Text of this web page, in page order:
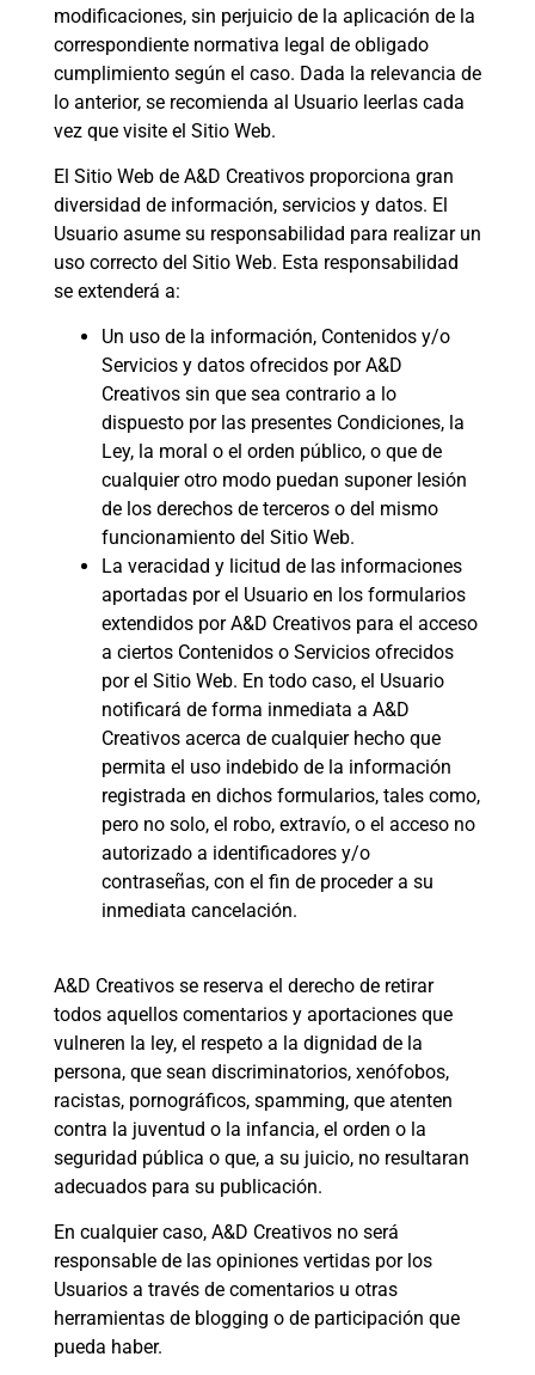
modificaciones, sin perjuicio de la aplicación de la
correspondiente normativa legal de obligado
cumplimiento según el caso. Dada la relevancia de
lo anterior, se recomienda al Usuario leerlas cada
vez que visite el Sitio Web.
El Sitio Web de A&D Creativos proporciona gran
diversidad de información, servicios y datos. El
Usuario asume su responsabilidad para realizar un
uso correcto del Sitio Web. Esta responsabilidad
se extenderá a:
Un uso de la información, Contenidos y/o
Servicios y datos ofrecidos por A&D
Creativos sin que sea contrario a lo
dispuesto por las presentes Condiciones, la
Ley, la moral o el orden público, o que de
cualquier otro modo puedan suponer lesión
de los derechos de terceros o del mismo
funcionamiento del Sitio Web.
La veracidad y licitud de las informaciones
aportadas por el Usuario en los formularios
extendidos por A&D Creativos para el acceso
a ciertos Contenidos o Servicios ofrecidos
por el Sitio Web. En todo caso, el Usuario
notificará de forma inmediata a A&D
Creativos acerca de cualquier hecho que
permita el uso indebido de la información
registrada en dichos formularios, tales como,
pero no solo, el robo, extravío, o el acceso no
autorizado a identificadores y/o
contraseñas, con el fin de proceder a su
inmediata cancelación.
A&D Creativos se reserva el derecho de retirar
todos aquellos comentarios y aportaciones que
vulneren la ley, el respeto a la dignidad de la
persona, que sean discriminatorios, xenófobos,
racistas, pornográficos, spamming, que atenten
contra la juventud o la infancia, el orden o la
seguridad pública o que, a su juicio, no resultaran
adecuados para su publicación.
En cualquier caso, A&D Creativos no será
responsable de las opiniones vertidas por los
Usuarios a través de comentarios u otras
herramientas de blogging o de participación que
pueda haber.